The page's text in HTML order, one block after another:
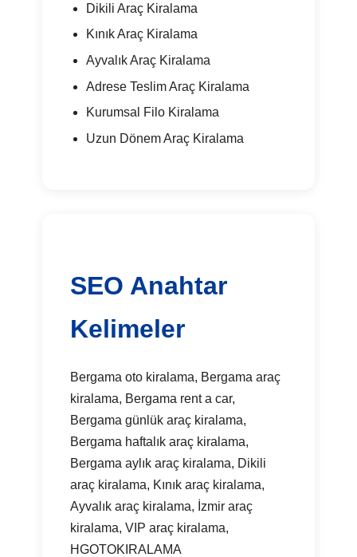
Dikili Araç Kiralama
Kınık Araç Kiralama
Ayvalık Araç Kiralama
Adrese Teslim Araç Kiralama
Kurumsal Filo Kiralama
Uzun Dönem Araç Kiralama
SEO Anahtar
Kelimeler
Bergama oto kiralama, Bergama araç
kiralama, Bergama rent a car,
Bergama günlük araç kiralama,
Bergama haftalık araç kiralama,
Bergama aylık araç kiralama, Dikili
araç kiralama, Kınık araç kiralama,
Ayvalık araç kiralama, İzmir araç
kiralama, VIP araç kiralama,
HGOTOKIRALAMA